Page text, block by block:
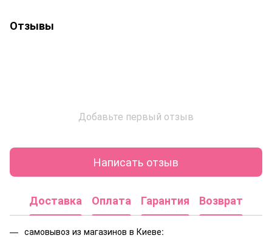
Отзывы
Добавьте первый отзыв
Написать отзыв
Доставка Оплата Гарантия Возврат
самовывоз из магазинов в Киеве: